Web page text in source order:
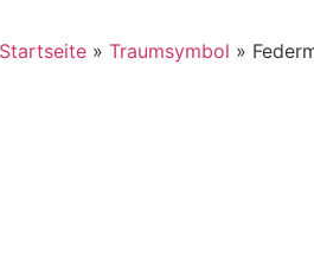
Startseite » Traumsymbol »